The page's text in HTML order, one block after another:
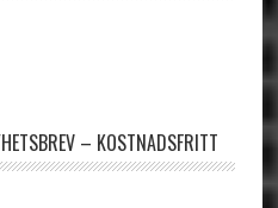
– KOSTNADSFRITT